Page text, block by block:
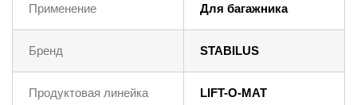
Применение Для багажника
Бренд STABILUS
Продуктовая линейка LIFT-O-MAT